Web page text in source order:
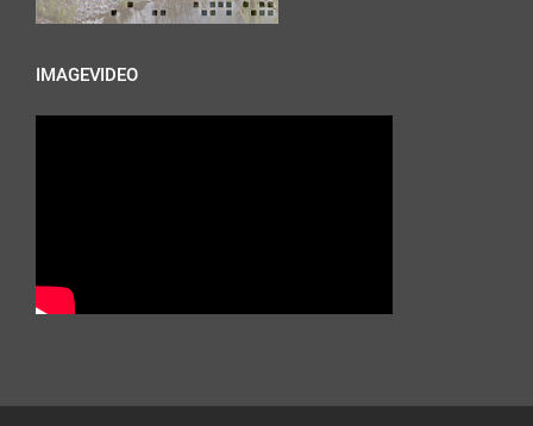
IMAGEVIDEO